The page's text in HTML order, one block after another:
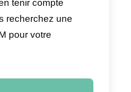
Tous les outils
social ne sont pas
adaptés. Nous allons